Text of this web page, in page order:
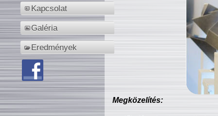
Kapcsolat
Galéria
Eredmények
Megközelítés: